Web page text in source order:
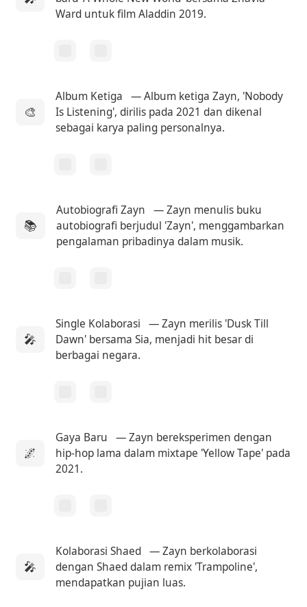
Ward untuk film Aladdin 2019.
🎨
Album Ketiga
— Album ketiga Zayn, 'Nobody
Is Listening', dirilis pada 2021 dan dikenal
sebagai karya paling personalnya.
📚
Autobiografi Zayn
— Zayn menulis buku
autobiografi berjudul 'Zayn', menggambarkan
pengalaman pribadinya dalam musik.
🎤
Single Kolaborasi
— Zayn merilis 'Dusk Till
Dawn' bersama Sia, menjadi hit besar di
berbagai negara.
🌌
Gaya Baru
— Zayn bereksperimen dengan
hip-hop lama dalam mixtape 'Yellow Tape' pada
2021.
🎤
Kolaborasi Shaed — Zayn berkolaborasi
dengan Shaed dalam remix 'Trampoline',
mendapatkan pujian luas.